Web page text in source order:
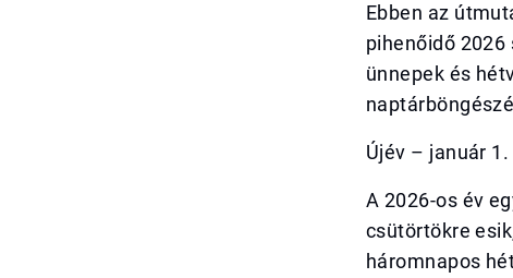
Ebben az
pihenőidő
ünnepek és
Újév – január
A 2026-os év
csütörtökre
háromnapos